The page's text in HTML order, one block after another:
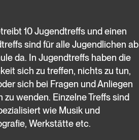
10 Jugendtreffs und einen
sind für alle Jugendlichen ab
da. In Jugendtreffs haben die
sich zu treffen, nichts zu tun,
sich bei Fragen und Anliegen
wenden. Einzelne Treffs sind
wie Musik und
Werkstätte etc.